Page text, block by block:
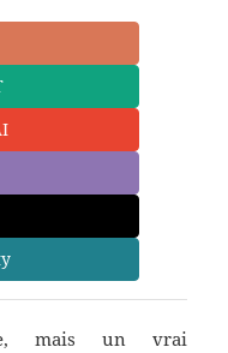
mais un vrai